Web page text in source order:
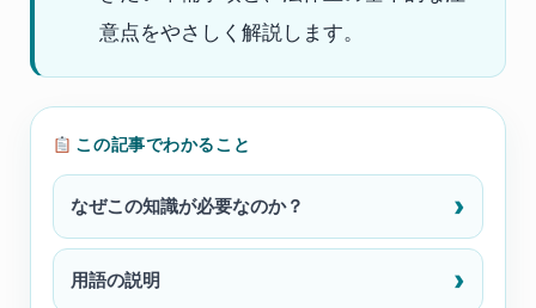
意点をやさしく解説します。
この記事でわかること
なぜこの知識が必要なのか？
用語の説明